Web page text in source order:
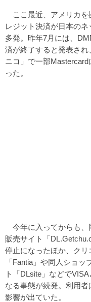
ここ最近、アメリカを
レジット決済が日本の
多発。昨年7月には、
済が終了すると発表さ
ニコ」で一部
った。
今年に入ってからも、
販売サイト「
停止になったほか、ク
「Fantia」や同人ショ
ト「DLsite」などで
なる事態が続発。利用
影響が出ていた。